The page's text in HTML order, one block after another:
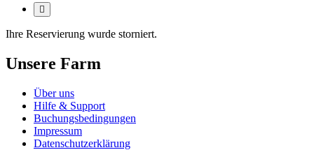
More
Ihre Reservierung wurde storniert.
Unsere Farm
Über uns
Hilfe & Support
Buchungsbedingungen
Impressum
Datenschutzerklärung